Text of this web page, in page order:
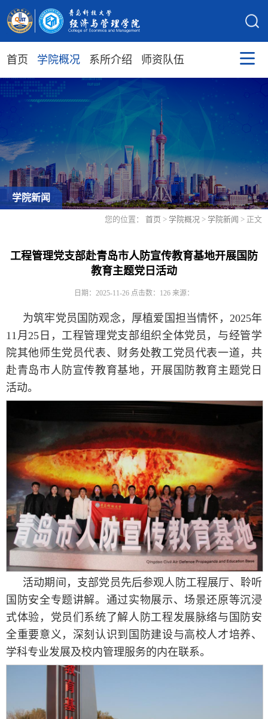
首页 学院概况 系所介绍 师资队伍
学院新闻
您的位置： 首页 > 学院概况 > 学院新闻 > 正文
工程管理党支部赴青岛市人防宣传教育基地开展国防
教育主题党日活动
日期：2025-11-26 点击数： 126 来源：
为筑牢党员国防观念，厚植爱国担当情怀，2025年
11月25日，工程管理党支部组织全体党员，与经管学
院其他师生党员代表、财务处教工党员代表一道，共
赴青岛市人防宣传教育基地，开展国防教育主题党日
活动。
活动期间，支部党员先后参观人防工程展厅、聆听
国防安全专题讲解。通过实物展示、场景还原等沉浸
式体验，党员们系统了解人防工程发展脉络与国防安
全重要意义，深刻认识到国防建设与高校人才培养、
学科专业发展及校内管理服务的内在联系。